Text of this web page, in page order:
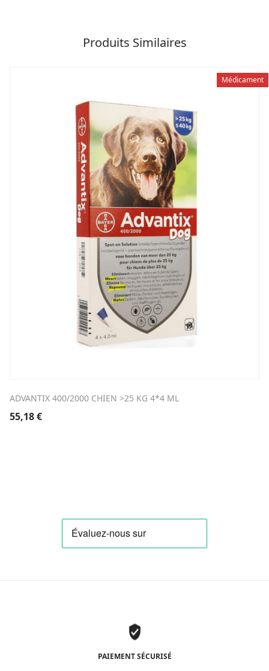
Produits Similaires
Médicament
ADVANTIX 400/2000 CHIEN >25 KG 4*4 ML
55,18€
PAIEMENT SÉCURISÉ